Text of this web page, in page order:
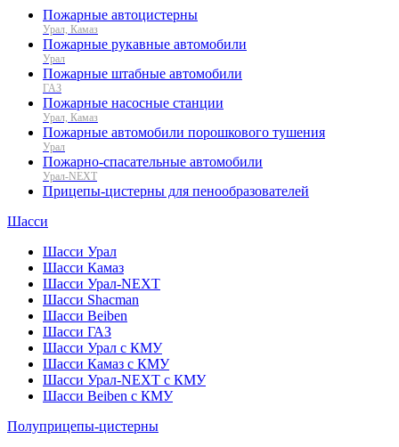
Пожарные автоцистерны
Урал, Камаз
Пожарные рукавные автомобили
Урал
Пожарные штабные автомобили
ГАЗ
Пожарные насосные станции
Урал, Камаз
Пожарные автомобили порошкового тушения
Урал
Пожарно-спасательные автомобили
Урал-NEXT
Прицепы-цистерны для пенообразователей
Шасси
Шасси Урал
Шасси Камаз
Шасси Урал-NEXT
Шасси Shacman
Шасси Beiben
Шасси ГАЗ
Шасси Урал с КМУ
Шасси Камаз с КМУ
Шасси Урал-NEXT с КМУ
Шасси Beiben с КМУ
Полуприцепы-цистерны